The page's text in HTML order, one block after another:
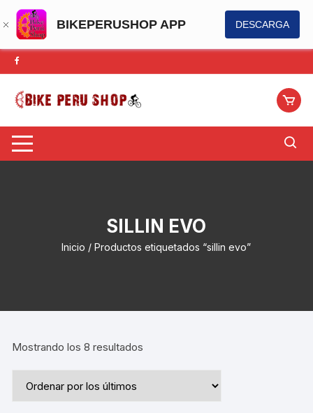
BIKEPERUSHOP APP DESCARGA
Saltar
al
contenido
SILLIN EVO
Inicio / Productos etiquetados “sillin evo”
Mostrando los 8 resultados